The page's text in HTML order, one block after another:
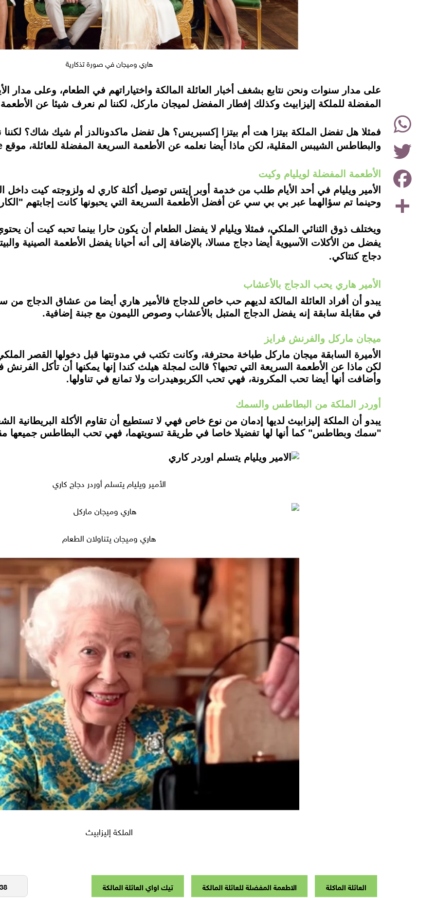
هاري وميجان في صورة تذكارية
Share
Facebook
Twitter
WhatsApp
instagramعلى مدار سنوات ونحن نتابع بشغف أخبار العائلة المالكة واختياراتهم في الطعام، وعلى مدار
المفضلة للملكة إليزابيث وكذلك إفطار المفضل لميجان ماركل، لكننا لم نعرف شيئا عن الأطعمة
فمثلا هل تفضل الملكة بيتزا هت أم بيتزا إكسبريس؟ هل تفضل ماكدونالدز أم شيك شاك؟ لكننا
والبطاطس الشيبس المقلية، لكن ماذا أيضا نعلمه عن الأطعمة السريعة المفضلة للعائلة، موقع Bustle يجيب عن هذه الأسئلة.
الأطعمة المفضلة لويليام وكيت
الأمير ويليام في أحد الأيام طلب من خدمة أوبر إيتس توصيل أكلة كاري له ولزوجته كيت
وحينما تم سؤالهما عبر بي بي سي عن أفضل الأطعمة السريعة التي يحبونها كانت إجابتهم
ويختلف ذوق الثنائي الملكي، فمثلا ويليام لا يفضل الطعام أن يكون حارا بينما تحبه كيت أن
يفضل من الأكلات الآسيوية أيضا دجاج مسالا، بالإضافة إلى أنه أحيانا يفضل الأطعمة الصينية
دجاج كنتاكي.
الأمير هاري يحب الدجاج بالأعشاب
يبدو أن أفراد العائلة المالكة لديهم حب خاص للدجاج فالأمير هاري أيضا من عشاق الدجاج من
في مقابلة سابقة إنه يفضل الدجاج المتبل بالأعشاب وصوص الليمون مع جبنة إضافية.
ميجان ماركل والفرنش فرايز
الأميرة السابقة ميجان ماركل طباخة محترفة، وكانت تكتب في مدونتها قبل دخولها القصر
لكن ماذا عن الأطعمة السريعة التي تحبها؟ قالت لمجلة هيلث كندا إنها يمكنها أن تأكل الفرنش
وأضافت أنها أيضا تحب المكرونة، فهي تحب الكربوهيدرات ولا تمانع في تناولها.
أوردر الملكة من البطاطس والسمك
يبدو أن الملكة إليزابيث لديها إدمان من نوع خاص فهي لا تستطيع أن تقاوم الأكلة البريطانية
"سمك وبطاطس" كما أنها لها تفضيلا خاصا في طريقة تسويتهما، فهي تحب البطاطس
الأمير ويليام يتسلم أوردر دجاج كاري
هاري وميجان يتناولان الطعام
الملكة إليزابيث
العائلة الماكلة الاطعمة المفضلة للعائلة المالكة تيك اواي العائلة المالكة